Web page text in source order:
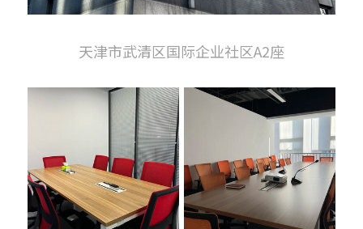
天津市武清区国际企业社区A2座